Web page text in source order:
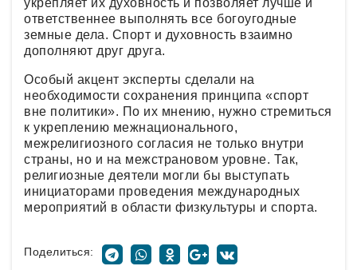
укрепляет их духовность и позволяет лучше и
ответственнее выполнять все богоугодные
земные дела. Спорт и духовность взаимно
дополняют друг друга.
Особый акцент эксперты сделали на
необходимости сохранения принципа «спорт
вне политики». По их мнению, нужно стремиться
к укреплению межнационального,
межрелигиозного согласия не только внутри
страны, но и на межстрановом уровне. Так,
религиозные деятели могли бы выступать
инициаторами проведения международных
мероприятий в области физкультуры и спорта.
Поделиться: